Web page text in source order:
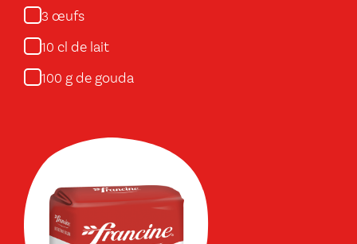
3 œufs
10 cl de lait
100 g de gouda